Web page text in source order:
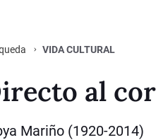
VIDA CULTURAL
al
Mariño (1920-2014)